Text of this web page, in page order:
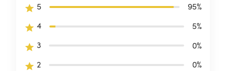
5
95%
4
5%
3
0%
2
0%